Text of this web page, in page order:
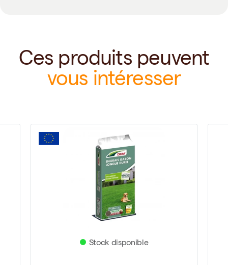
Ces produits peuvent
vous intéresser
Stock disponible